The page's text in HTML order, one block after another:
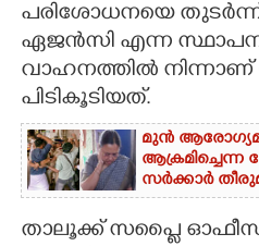
പരിശോധനയെ തുടർന്ന്
ഏജൻസി എന്ന
വാഹനത്തിൽ നിന്നാണ്
പിടികൂടിയത്.
മുൻ
സർക്കാർ
താലൂക്ക് സപ്ലൈ